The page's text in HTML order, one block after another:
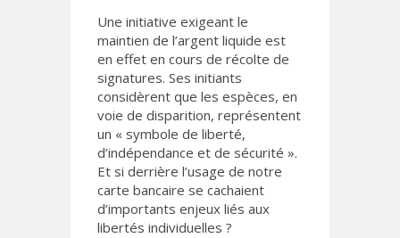
Une initiative exigeant le
maintien de l’argent liquide est
en effet en cours de récolte de
signatures. Ses initiants
considèrent que les espèces, en
voie de disparition, représentent
un « symbole de liberté,
d’indépendance et de sécurité ».
Et si derrière l’usage de notre
carte bancaire se cachaient
d’importants enjeux liés aux
libertés individuelles ?